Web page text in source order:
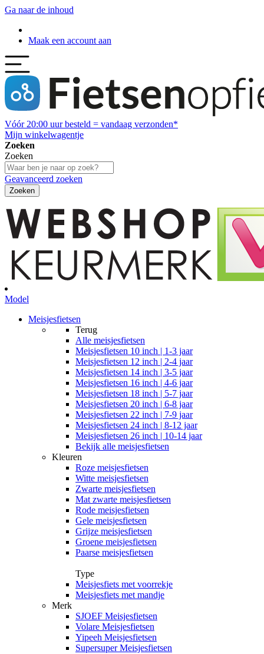
Ga naar de inhoud
Maak een account aan
Vóór 20:00 uur besteld = vandaag verzonden*
Mijn winkelwagentje
Zoeken
Zoeken
Geavanceerd zoeken
Zoeken
Model
Meisjesfietsen
Terug
Alle meisjesfietsen
Meisjesfietsen 10 inch | 1-3 jaar
Meisjesfietsen 12 inch | 2-4 jaar
Meisjesfietsen 14 inch | 3-5 jaar
Meisjesfietsen 16 inch | 4-6 jaar
Meisjesfietsen 18 inch | 5-7 jaar
Meisjesfietsen 20 inch | 6-8 jaar
Meisjesfietsen 22 inch | 7-9 jaar
Meisjesfietsen 24 inch | 8-12 jaar
Meisjesfietsen 26 inch | 10-14 jaar
Bekijk alle meisjesfietsen
Kleuren
Roze meisjesfietsen
Witte meisjesfietsen
Zwarte meisjesfietsen
Mat zwarte meisjesfietsen
Rode meisjesfietsen
Gele meisjesfietsen
Grijze meisjesfietsen
Groene meisjesfietsen
Paarse meisjesfietsen
Type
Meisjesfiets met voorrekje
Meisjesfiets met mandje
Merk
SJOEF Meisjesfietsen
Volare Meisjesfietsen
Yipeeh Meisjesfietsen
Supersuper Meisjesfietsen